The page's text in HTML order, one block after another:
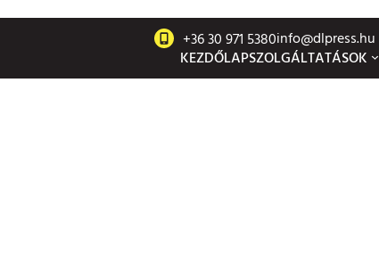
+36 30 971 5380info@dlpress.hu
KEZDŐLAPSZOLGÁLTATÁSOK